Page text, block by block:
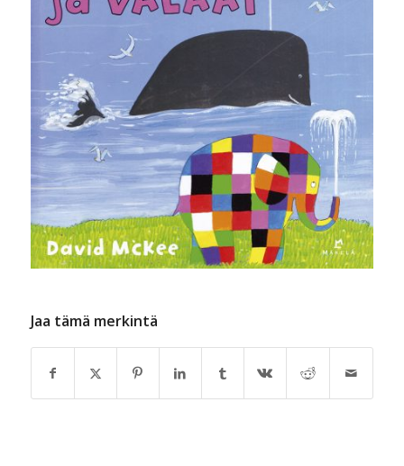
Jaa tämä merkintä